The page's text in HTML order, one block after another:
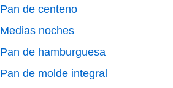
Pan de centeno
Medias noches
Pan de hamburguesa
Pan de molde integral